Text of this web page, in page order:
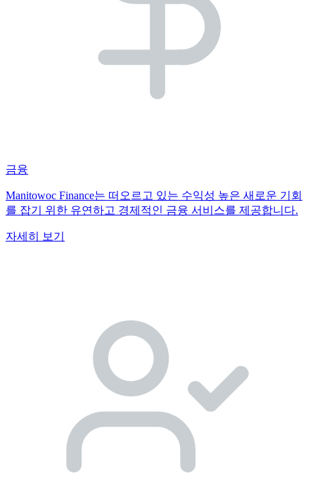
금융
Manitowoc Finance는 떠오르고 있는 수익성 높은 새로운 기회
를 잡기 위한 유연하고 경제적인 금융 서비스를 제공합니다.
자세히 보기